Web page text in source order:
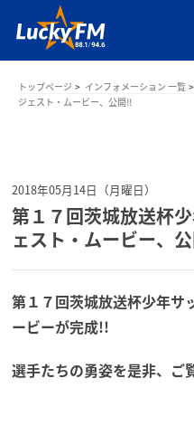
トップページ インフォメーション 一覧
ジェスト・ムービー、公開!!
2018年05月14日（月曜日）
第１７回茨城放送杯
ェスト・ムービー、
第１７回茨城放送杯少年サ
ービーが完成!!
選手たちの勇姿を是非、ご